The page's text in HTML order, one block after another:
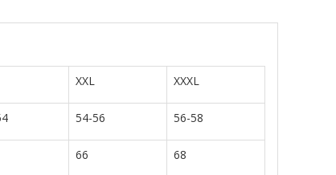
XXL XXXL
54-56 56-58
66 68